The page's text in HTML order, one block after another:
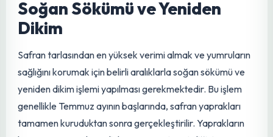
bekletilmeden kurutulmalıdır. Kurutma işlemi, 30°C
sıcaklığa ayarlanmış havalandırmalı fırınlarda veya özel
kurutma dolaplarında 24-26 saat süreyle gerçekleştirilir.
Geleneksel yöntemlerde ise güneş ışığı almayan, iyi
havalandırılan ortamlarda gölgede kurutma yapılabilir.
Ancak modern yöntemler, daha homojen ve kaliteli bir
kurutma sağlar. Kurutulmuş safran, nemden, ışıktan ve